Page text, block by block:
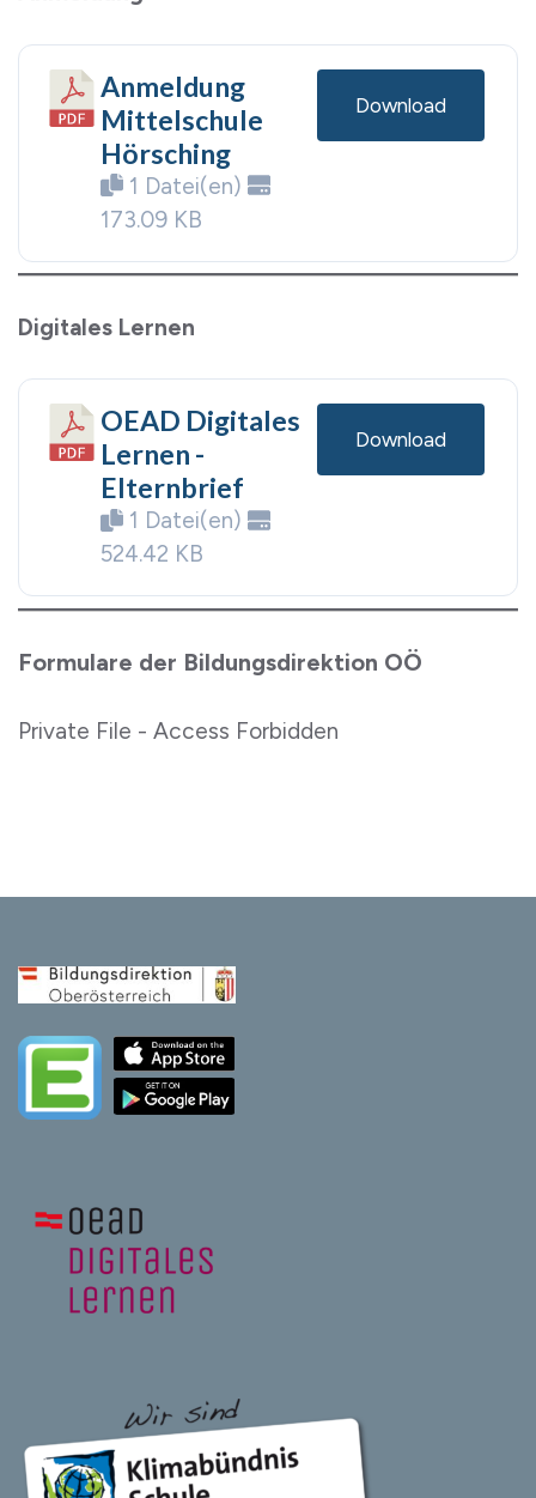
Anmeldung
Mittelschule
Hörsching
1 Datei(en)
173.09 KB
Download
Digitales Lernen
OEAD Digitales
Lernen -
Elternbrief
1 Datei(en)
524.42 KB
Download
Formulare der Bildungsdirektion OÖ
Private File - Access Forbidden